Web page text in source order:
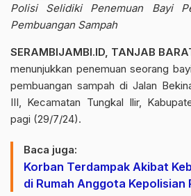
Polisi Selidiki Penemuan Bayi
Pembuangan Sampah
SERAMBIJAMBI.ID, TANJAB
menunjukkan penemuan seorang
pembuangan sampah di Jalan
III, Kecamatan Tungkal Ilir,
pagi (29/7/24).
Baca juga:
Korban Terdampak Akibat
di Rumah Anggota